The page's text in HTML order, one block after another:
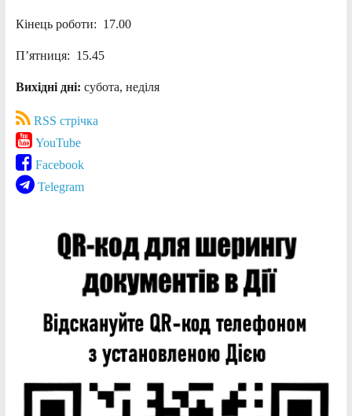
Кінець роботи: 17.00
П’ятниця: 15.45
Вихідні дні: субота, неділя
RSS стрічка
YouTube
Facebook
Telegram